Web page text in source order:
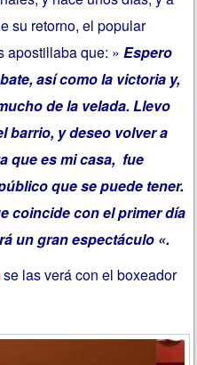
su retorno, el popular
apostillaba que: »Espero
así como la victoria y,
de la velada. Llevo
barrio, y deseo volver a
que es mi casa, fue
que se puede tener.
coincide con el primer día
un gran espectáculo «.
se las verá con el boxeador